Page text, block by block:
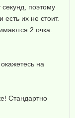
поэтому
их не стоит.
2 очка.
на
Стандартно